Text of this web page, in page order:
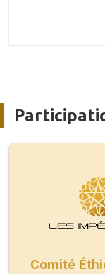
Comité